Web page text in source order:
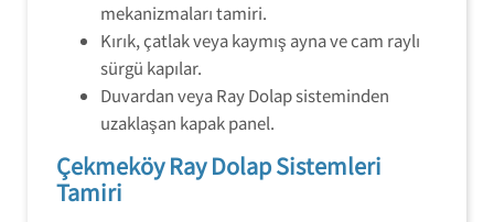
mekanizmaları tamiri.
Kırık, çatlak veya kaymış ayna ve cam raylı
sürgü kapılar.
Duvardan veya Ray Dolap sisteminden
uzaklaşan kapak panel.
Çekmeköy Ray Dolap Sistemleri
Tamiri